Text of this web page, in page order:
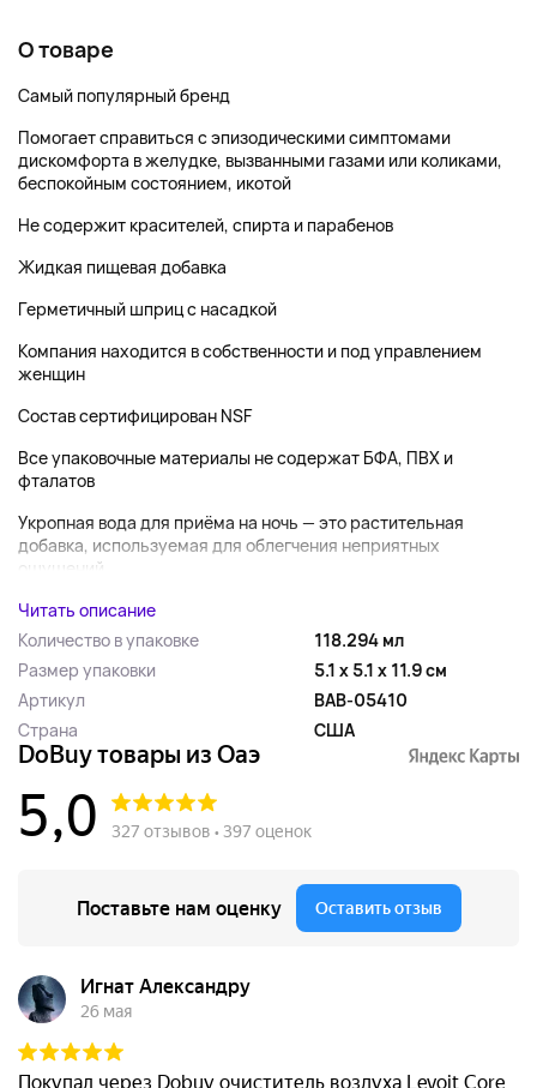
О товаре
Самый популярный бренд
Помогает справиться с эпизодическими симптомами
дискомфорта в желудке, вызванными газами или коликами,
беспокойным состоянием, икотой
Не содержит красителей, спирта и парабенов
Жидкая пищевая добавка
Герметичный шприц с насадкой
Компания находится в собственности и под управлением
женщин
Состав сертифицирован NSF
Все упаковочные материалы не содержат БФА, ПВХ и
фталатов
Укропная вода для приёма на ночь — это растительная
добавка, используемая для облегчения неприятных
ощущений...
Читать описание
Количество в упаковке
118.294 мл
Размер упаковки
5.1 x 5.1 x 11.9 см
Артикул
BAB-05410
Страна
США